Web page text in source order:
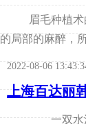
眉毛种植术的过程介绍： 眉毛种植术是一个很
的局部的麻醉，
2022-08-06
上海百达丽
一双水汪汪的